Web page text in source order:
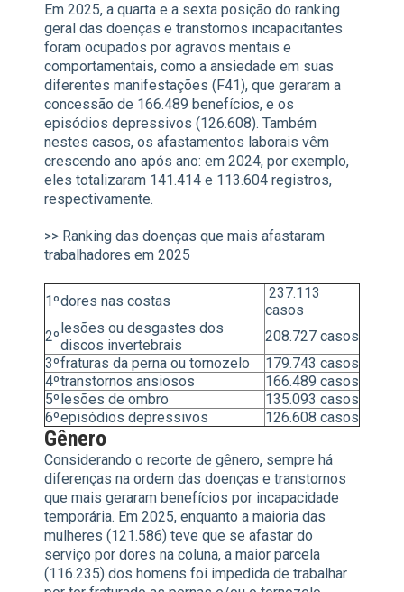
Em 2025, a quarta e a sexta posição do ranking
geral das doenças e transtornos incapacitantes
foram ocupados por agravos mentais e
comportamentais, como a ansiedade em suas
diferentes manifestações (F41), que geraram a
concessão de 166.489 benefícios, e os
episódios depressivos (126.608). Também
nestes casos, os afastamentos laborais vêm
crescendo ano após ano: em 2024, por exemplo,
eles totalizaram 141.414 e 113.604 registros,
respectivamente.
>> Ranking das doenças que mais afastaram
trabalhadores em 2025
1ºdores nas costas
237.113
casos
2ºlesões ou desgastes dos
discos invertebrais
208.727 casos
3ºfraturas da perna ou tornozelo
179.743 casos
4ºtranstornos ansiosos
166.489 casos
5ºlesões de ombro
135.093 casos
6ºepisódios depressivos 126.608 casos
Gênero
Considerando o recorte de gênero, sempre há
diferenças na ordem das doenças e transtornos
que mais geraram benefícios por incapacidade
temporária. Em 2025, enquanto a maioria das
mulheres (121.586) teve que se afastar do
serviço por dores na coluna, a maior parcela
(116.235) dos homens foi impedida de trabalhar